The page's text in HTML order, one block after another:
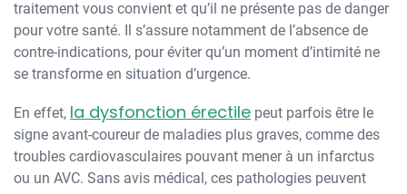
traitement vous convient et qu’il ne présente pas de danger
pour votre santé. Il s’assure notamment de l’absence de
contre-indications, pour éviter qu’un moment d’intimité ne
se transforme en situation d’urgence.
En effet, la dysfonction érectile peut parfois être le
signe avant-coureur de maladies plus graves, comme des
troubles cardiovasculaires pouvant mener à un infarctus
ou un AVC. Sans avis médical, ces pathologies peuvent